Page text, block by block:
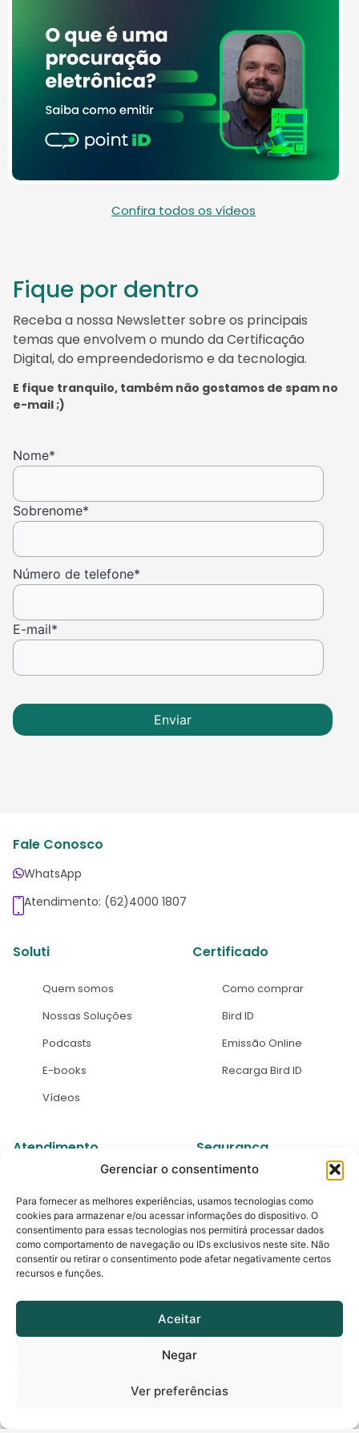
Gerenciar o consentimento
Para fornecer as melhores experiências, usamos tecnologias como
cookies para armazenar e/ou acessar informações do dispositivo. O
consentimento para essas tecnologias nos permitirá processar dados
como comportamento de navegação ou IDs exclusivos neste site. Não
consentir ou retirar o consentimento pode afetar negativamente certos
recursos e funções.
Aceitar
Negar
Ver preferências
Confira todos os vídeos
Fique por dentro
Receba a nossa Newsletter sobre os principais
temas que envolvem o mundo da Certificação
Digital, do empreendedorismo e da tecnologia.
E fique tranquilo, também não gostamos de spam no
e-mail ;)
Nome*
Sobrenome*
Número de telefone*
E-mail*
Fale Conosco
WhatsApp
Atendimento: (62)4000 1807
Soluti
Quem somos
Nossas Soluções
Podcasts
E-books
Vídeos
Certificado
Como comprar
Bird ID
Emissão Online
Recarga Bird ID
Atendimento
Parcerias
Perguntas Frequentes
Videoconferência
Segurança
Política de Cookies
Política de Garantia
Política de